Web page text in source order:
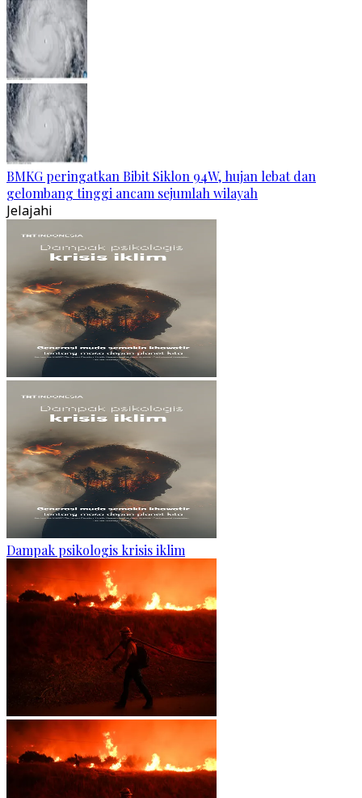
BMKG peringatkan Bibit Siklon 94W, hujan lebat dan
gelombang tinggi ancam sejumlah wilayah
Jelajahi
Dampak psikologis krisis iklim